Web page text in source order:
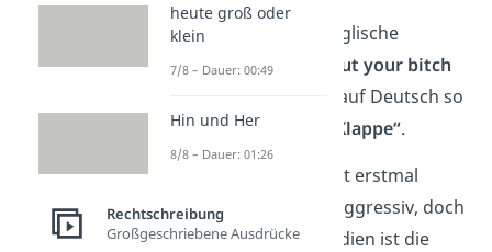
„Sybau“ ist eine englische
Abkürzung für
Shut your bitch
. Das heißt auf Deutsch so
viel wie:„Halt die Klappe“.
Der Ausdruck klingt erstmal
unfreundlich und aggressiv, doch
in den sozialen Medien ist die
heute groß oder
klein
7/8 – Dauer: 00:49
Hin und Her
8/8 – Dauer: 01:26
Rechtschreibung
Großgeschriebene Ausdrücke